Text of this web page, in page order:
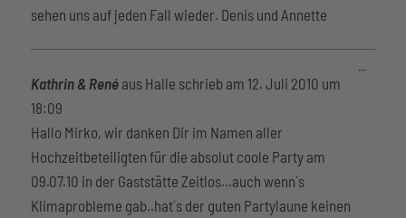
sehen uns auf jeden Fall wieder. Denis und Annette
Kathrin & René aus Halle schrieb am 12. Juli 2010 um
18:09
Hallo Mirko, wir danken Dir im Namen aller
Hochzeitbeteiligten für die absolut coole Party am
09.07.10 in der Gaststätte Zeitlos...auch wenn´s
Klimaprobleme gab..hat´s der guten Partylaune keinen